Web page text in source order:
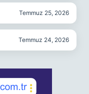
Temmuz 25, 2026
Temmuz 24, 2026